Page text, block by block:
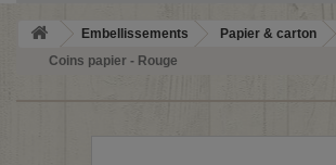
Embellissements Papier & carton
Coins papier - Rouge